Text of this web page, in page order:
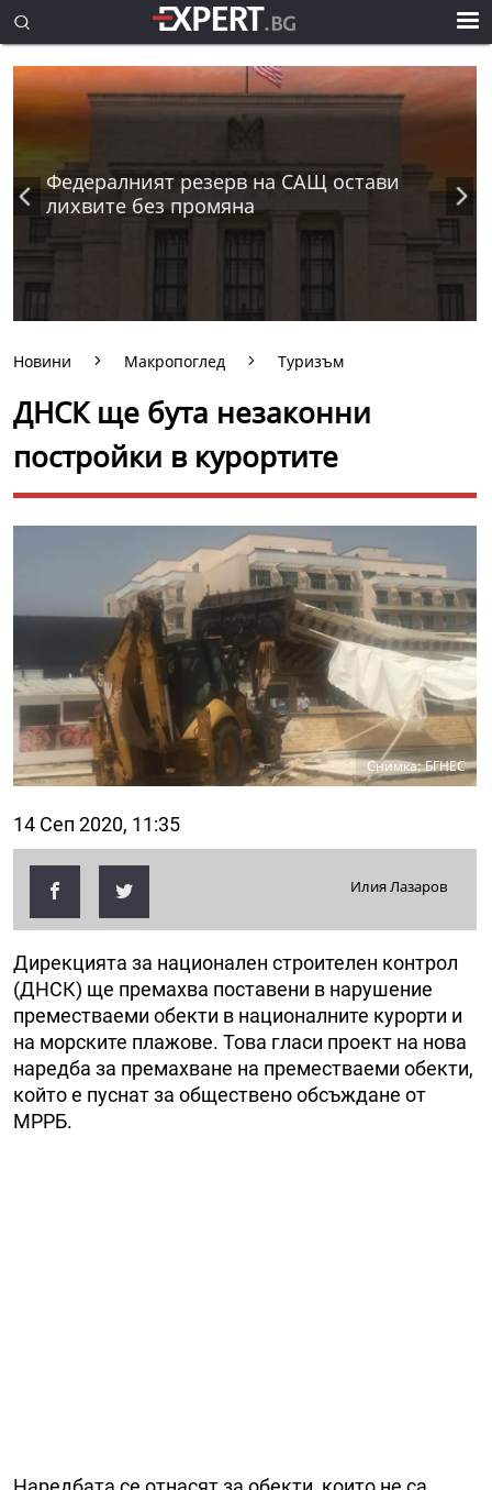
Федералният резерв на САЩ остави
лихвите без промяна
Новини Макропоглед Туризъм
ДНСК ще бута незаконни
постройки в курортите
Снимка: БГНЕС
14 Сеп 2020, 11:35
Илия Лазаров
Дирекцията за национален строителен контрол
(ДНСК) ще премахва поставени в нарушение
преместваеми обекти в националните курорти и
на морските плажове. Това гласи проект на нова
наредба за премахване на преместваеми обекти,
който е пуснат за обществено обсъждане от
МРРБ.